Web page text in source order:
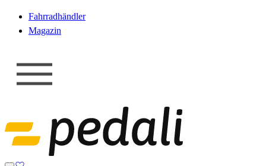
Fahrradhändler
Magazin